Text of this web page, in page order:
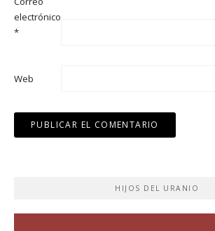
electrónico
*
Web
HIJOS DEL URANIO